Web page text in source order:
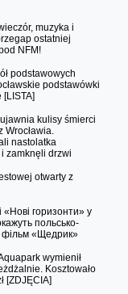
muzyka i
ostatniej
NFM!
podstawowych
podstawówki
kulisy śmierci
Wrocławia.
nastolatka
zamknęli drzwi
otwarty z
«Нові горизонти» у
польсько-
фільм «Щедрик»
wymienił
Kosztowało
[ZDJĘCIA]